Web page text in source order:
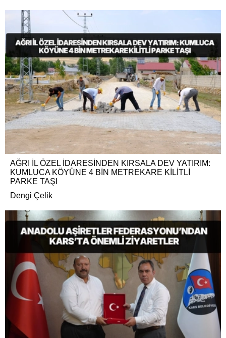
AĞRI İL ÖZEL İDARESİNDEN KIRSALA DEV YATIRIM:
KUMLUCA KÖYÜNE 4 BİN METREKARE KİLİTLİ
PARKE TAŞI
Dengi Çelik